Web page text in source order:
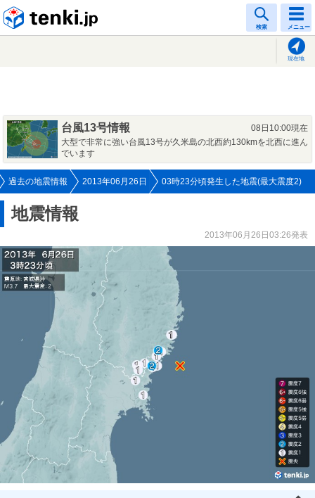
検索 メニュー
現在地
台風13号情報
08日10:00現在
大型で非常に強い台風13号が久米島の北西約130kmを北西に進ん
でいます
過去の地震情報 2013年06月26日 03時23分頃発生した地震(最大震度2)
地震情報
2013年06月26日03:26発表